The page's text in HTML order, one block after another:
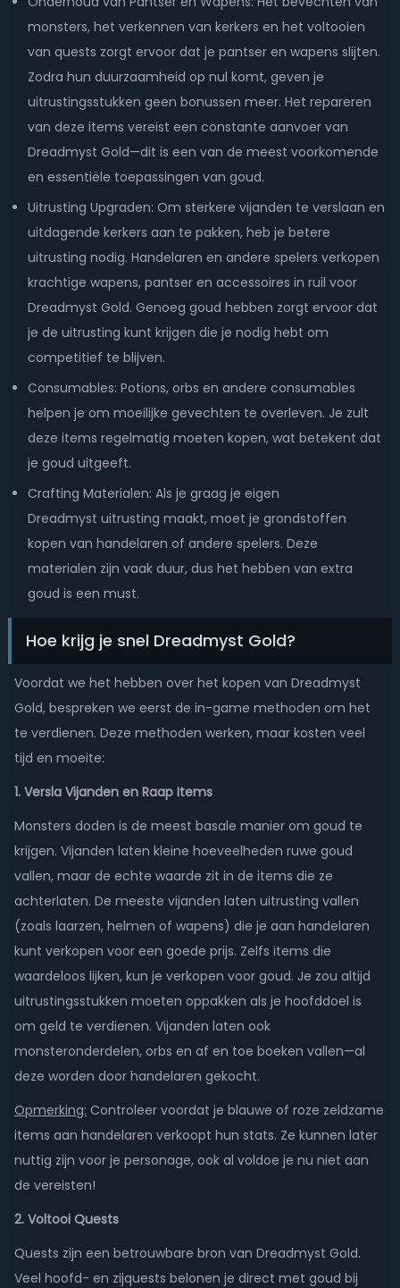
monsters, het verkennen van kerkers en het voltooien
van quests zorgt ervoor dat je pantser en wapens slijten.
Zodra hun duurzaamheid op nul komt, geven je
uitrustingsstukken geen bonussen meer. Het repareren
van deze items vereist een constante aanvoer van
Dreadmyst Gold—dit is een van de meest voorkomende
en essentiële toepassingen van goud.
Uitrusting Upgraden: Om sterkere vijanden te verslaan en
uitdagende kerkers aan te pakken, heb je betere
uitrusting nodig. Handelaren en andere spelers verkopen
krachtige wapens, pantser en accessoires in ruil voor
Dreadmyst Gold. Genoeg goud hebben zorgt ervoor dat
je de uitrusting kunt krijgen die je nodig hebt om
competitief te blijven.
Consumables: Potions, orbs en andere consumables
helpen je om moeilijke gevechten te overleven. Je zult
deze items regelmatig moeten kopen, wat betekent dat
je goud uitgeeft.
Crafting Materialen: Als je graag je eigen
Dreadmyst uitrusting maakt, moet je grondstoffen
kopen van handelaren of andere spelers. Deze
materialen zijn vaak duur, dus het hebben van extra
goud is een must.
Hoe krijg je snel Dreadmyst Gold?
Voordat we het hebben over het kopen van Dreadmyst
Gold, bespreken we eerst de in-game methoden om het
te verdienen. Deze methoden werken, maar kosten veel
tijd en moeite:
1. Versla Vijanden en Raap Items
Monsters doden is de meest basale manier om goud te
krijgen. Vijanden laten kleine hoeveelheden ruwe goud
vallen, maar de echte waarde zit in de items die ze
achterlaten. De meeste vijanden laten uitrusting vallen
(zoals laarzen, helmen of wapens) die je aan handelaren
kunt verkopen voor een goede prijs. Zelfs items die
waardeloos lijken, kun je verkopen voor goud. Je zou altijd
uitrustingsstukken moeten oppakken als je hoofddoel is
om geld te verdienen. Vijanden laten ook
monsteronderdelen, orbs en af en toe boeken vallen—al
deze worden door handelaren gekocht.
Opmerking: Controleer voordat je blauwe of roze zeldzame
items aan handelaren verkoopt hun stats. Ze kunnen later
nuttig zijn voor je personage, ook al voldoe je nu niet aan
de vereisten!
2. Voltooi Quests
Quests zijn een betrouwbare bron van Dreadmyst Gold.
Veel hoofd- en zijquests belonen je direct met goud bij